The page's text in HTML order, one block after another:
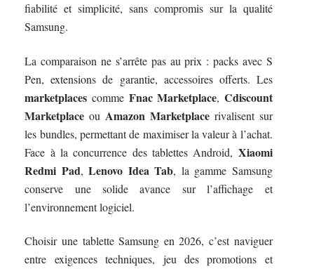
fiabilité et simplicité, sans compromis sur la qualité
Samsung.
La comparaison ne s’arrête pas au prix : packs avec S
Pen, extensions de garantie, accessoires offerts. Les
marketplaces comme Fnac Marketplace, Cdiscount
Marketplace ou Amazon Marketplacerivalisent sur
les bundles, permettant de maximiser la valeur à l’achat.
Face à la concurrence des tablettes Android, Xiaomi
Redmi Pad,Lenovo Idea Tab, la gamme Samsung
conserve une solide avance sur l’affichage et
l’environnement logiciel.
Choisir une tablette Samsung en 2026, c’est naviguer
entre exigences techniques, jeu des promotions et